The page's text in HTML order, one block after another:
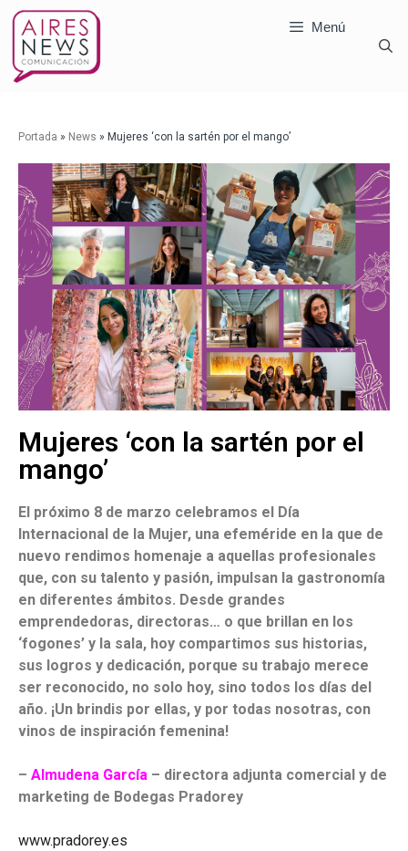
Menú
Portada » News » Mujeres ‘con la sartén por el mango’
Mujeres ‘con la sartén por el
mango’
El próximo 8 de marzo celebramos el Día
Internacional de la Mujer, una efeméride en la que de
nuevo rendimos homenaje a aquellas profesionales
que, con su talento y pasión, impulsan la gastronomía
en diferentes ámbitos. Desde grandes
emprendedoras, directoras… o que brillan en los
‘fogones’ y la sala, hoy compartimos sus historias,
sus logros y dedicación, porque su trabajo merece
ser reconocido, no solo hoy, sino todos los días del
año. ¡Un brindis por ellas, y por todas nosotras, con
vinos de inspiración femenina!
– Almudena García – directora adjunta comercial y de
marketing de Bodegas Pradorey
www.pradorey.es